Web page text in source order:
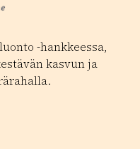
-hankkeessa,
kasvun ja